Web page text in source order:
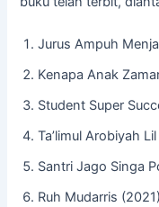
Jurus Ampuh
⁠Kenapa Anak
⁠Student Super
⁠Ta’limul Arobiyah
⁠Santri Jago Singa
⁠Ruh Mudarris (2021)